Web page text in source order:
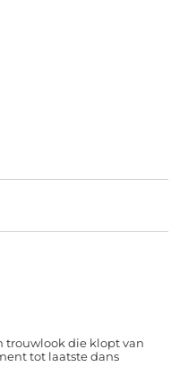
trouwlook die klopt van
tot laatste dans